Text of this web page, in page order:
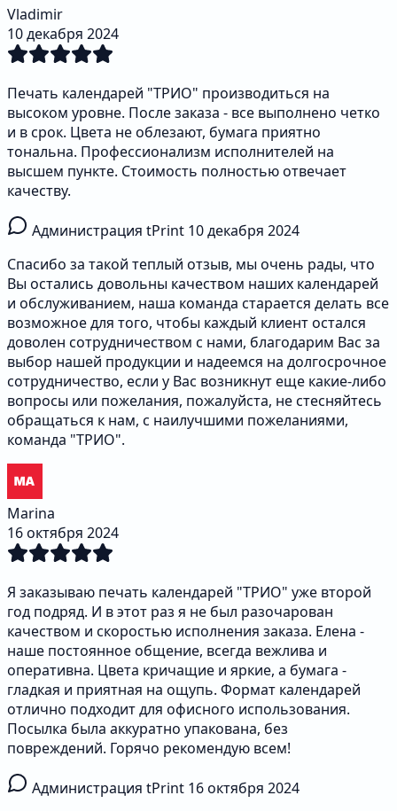
Vladimir
10 декабря 2024
Печать календарей "ТРИО" производиться на
высоком уровне. После заказа - все выполнено четко
и в срок. Цвета не облезают, бумага приятно
тональна. Профессионализм исполнителей на
высшем пункте. Стоимость полностью отвечает
качеству.
Администрация tPrint 10 декабря 2024
Спасибо за такой теплый отзыв, мы очень рады, что
Вы остались довольны качеством наших календарей
и обслуживанием, наша команда старается делать все
возможное для того, чтобы каждый клиент остался
доволен сотрудничеством с нами, благодарим Вас за
выбор нашей продукции и надеемся на долгосрочное
сотрудничество, если у Вас возникнут еще какие-либо
вопросы или пожелания, пожалуйста, не стесняйтесь
обращаться к нам, с наилучшими пожеланиями,
команда "ТРИО".
Marina
16 октября 2024
Я заказываю печать календарей "ТРИО" уже второй
год подряд. И в этот раз я не был разочарован
качеством и скоростью исполнения заказа. Елена -
наше постоянное общение, всегда вежлива и
оперативна. Цвета кричащие и яркие, а бумага -
гладкая и приятная на ощупь. Формат календарей
отлично подходит для офисного использования.
Посылка была аккуратно упакована, без
повреждений. Горячо рекомендую всем!
Администрация tPrint 16 октября 2024